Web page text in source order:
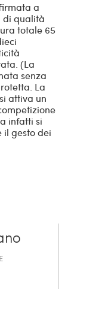
a
di qualità
totale 65
(La
senza
La
attiva un
infatti si
il gesto dei